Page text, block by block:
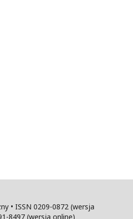
• ISSN 0209-0872 (wersja
8497 (wersja online)